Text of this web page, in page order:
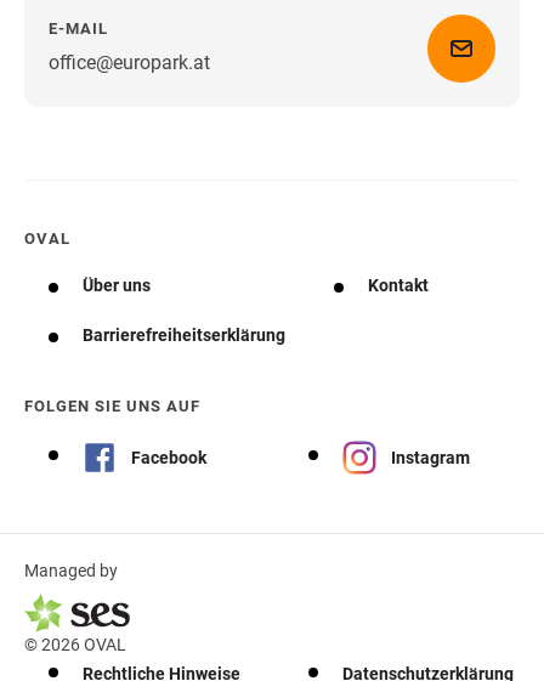
E-MAIL
office@europark.atWegbeschreibung erhalten
OVAL
Über uns Kontakt
Barrierefreiheitserklärung
FOLGEN SIE UNS AUF
Facebook Instagram
Managed by
© 2026 OVAL
Rechtliche Hinweise
Datenschutzerklärung